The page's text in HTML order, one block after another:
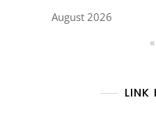
August 2026
LINK